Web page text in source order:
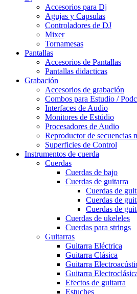
Accesorios para Dj
Agujas y Capsulas
Controladores de DJ
Mixer
Tornamesas
Pantallas
Accesorios de Pantallas
Pantallas didacticas
Grabación
Accesorios de grabación
Combos para Estudio /
Interfaces de Audio
Monitores de Estúdio
Procesadores de Audio
Reproductor de secuencias
Superficies de Control
Instrumentos de cuerda
Cuerdas
Cuerdas de bajo
Cuerdas de guitarra
Cuerdas de
Cuerdas de
Cuerdas de
Cuerdas de ukeleles
Cuerdas para strings
Guitarras
Guitarra Eléctrica
Guitarra Clásica
Guitarra
Guitarra
Efectos de guitarra
Estuches